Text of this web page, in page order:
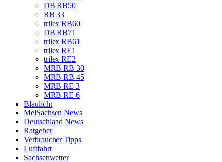
DB RB50
RB 33
trilex RB60
DB RB71
trilex RB61
trilex RE1
trilex RE2
MRB RB 30
MRB RB 45
MRB RE 3
MRB RE 6
Blaulicht
MeiSachsen News
Deutschland News
Ratgeber
Verbraucher Tipps
Luftfahrt
Sachsenwetter